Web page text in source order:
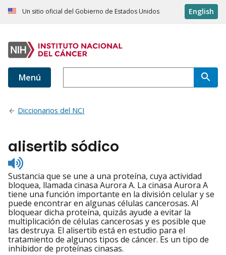
Un sitio oficial del Gobierno de Estados Unidos English
Menú
Diccionarios del NCI
alisertib sódico
Listen
to
pronunciation
Sustancia que se une a una proteína, cuya actividad
bloquea, llamada cinasa Aurora A. La cinasa Aurora A
tiene una función importante en la división celular y se
puede encontrar en algunas células cancerosas. Al
bloquear dicha proteína, quizás ayude a evitar la
multiplicación de células cancerosas y es posible que
las destruya. El alisertib está en estudio para el
tratamiento de algunos tipos de cáncer. Es un tipo de
inhibidor de proteínas cinasas.